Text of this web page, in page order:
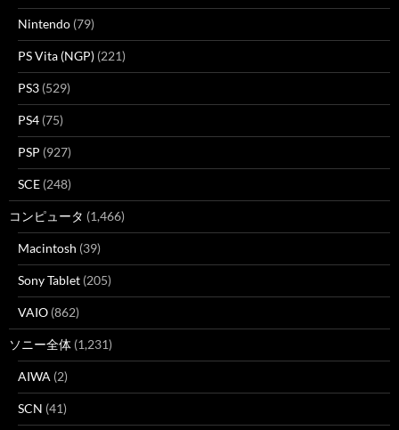
Nintendo (79)
PS Vita (NGP) (221)
PS3 (529)
PS4 (75)
PSP (927)
SCE (248)
コンピュータ (1,466)
Macintosh (39)
Sony Tablet (205)
VAIO (862)
ソニー全体 (1,231)
AIWA (2)
SCN (41)